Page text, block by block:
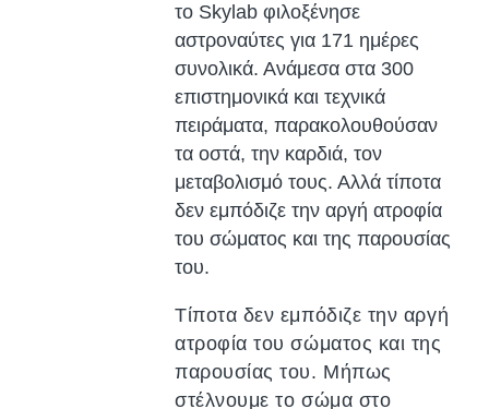
το Skylab φιλοξένησε
αστροναύτες για 171 ημέρες
συνολικά. Ανάμεσα στα 300
επιστημονικά και τεχνικά
πειράματα, παρακολουθούσαν
τα οστά, την καρδιά, τον
μεταβολισμό τους. Αλλά τίποτα
δεν εμπόδιζε την αργή ατροφία
του σώματος και της παρουσίας
του.
Τίποτα δεν εμπόδιζε την αργή
ατροφία του σώματος και της
παρουσίας του. Μήπως
στέλνουμε το σώμα στο